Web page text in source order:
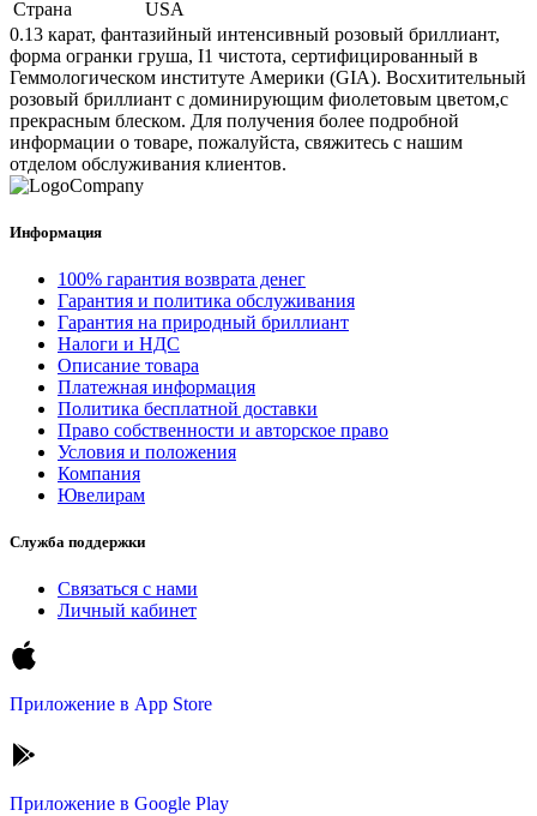
Страна
USA
0.13 карат, фантазийный интенсивный розовый бриллиант,
форма огранки груша, I1 чистота, сертифицированный в
Геммологическом институте Америки (GIA). Восхитительный
розовый бриллиант с доминирующим фиолетовым цветом,с
прекрасным блеском. Для получения более подробной
информации о товаре, пожалуйста, свяжитесь с нашим
отделом обслуживания клиентов.
Информация
100% гарантия возврата денег
Гарантия и политика обслуживания
Гарантия на природный бриллиант
Налоги и НДС
Описание товара
Платежная информация
Политика бесплатной доставки
Право собственности и авторское право
Условия и положения
Компания
Ювелирам
Служба поддержки
Связаться с нами
Личный кабинет
Приложение в App Store
Приложение в Google Play